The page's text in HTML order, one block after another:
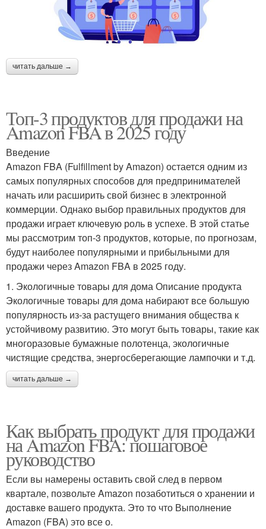
читать дальше →
Топ-3 продуктов для продажи на
Amazon FBA в 2025 году
Введение
Amazon FBA (Fulfillment by Amazon) остается одним из
самых популярных способов для предпринимателей
начать или расширить свой бизнес в электронной
коммерции. Однако выбор правильных продуктов для
продажи играет ключевую роль в успехе. В этой статье
мы рассмотрим топ-3 продуктов, которые, по прогнозам,
будут наиболее популярными и прибыльными для
продажи через Amazon FBA в 2025 году.
1. Экологичные товары для дома Описание продукта
Экологичные товары для дома набирают все большую
популярность из-за растущего внимания общества к
устойчивому развитию. Это могут быть товары, такие как
многоразовые бумажные полотенца, экологичные
чистящие средства, энергосберегающие лампочки и т.д.
читать дальше →
Как выбрать продукт для продажи
на Amazon FBA: пошаговое
руководство
Если вы намерены оставить свой след в первом
квартале, позвольте Amazon позаботиться о хранении и
доставке вашего продукта. Это то что Выполнение
Amazon (FBA) это все о.